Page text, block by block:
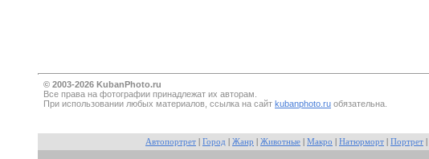
© 2003-2026 KubanPhoto.ru
Все прaва на фотографии принадлежат их авторам.
При использовании любых материалов, ссылка на сайт kubanphoto.ru обязательна.
Автопортрет Город Жанр Животные Макро Натюрморт Портрет